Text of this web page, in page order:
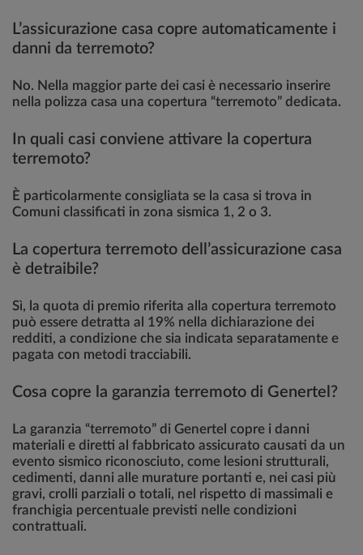
L’assicurazione casa copre automaticamente i
danni da terremoto?
No. Nella maggior parte dei casi è necessario inserire
nella polizza casa una copertura “terremoto” dedicata.
In quali casi conviene attivare la copertura
terremoto?
È particolarmente consigliata se la casa si trova in
Comuni classificati in zona sismica 1, 2 o 3.
La copertura terremoto dell’assicurazione casa
è detraibile?
Sì, la quota di premio riferita alla copertura terremoto
può essere detratta al 19% nella dichiarazione dei
redditi, a condizione che sia indicata separatamente e
pagata con metodi tracciabili.
Cosa copre la garanzia terremoto di Genertel?
La garanzia “terremoto” di Genertel copre i danni
materiali e diretti al fabbricato assicurato causati da un
evento sismico riconosciuto, come lesioni strutturali,
cedimenti, danni alle murature portanti e, nei casi più
gravi, crolli parziali o totali, nel rispetto di massimali e
franchigia percentuale previsti nelle condizioni
contrattuali.